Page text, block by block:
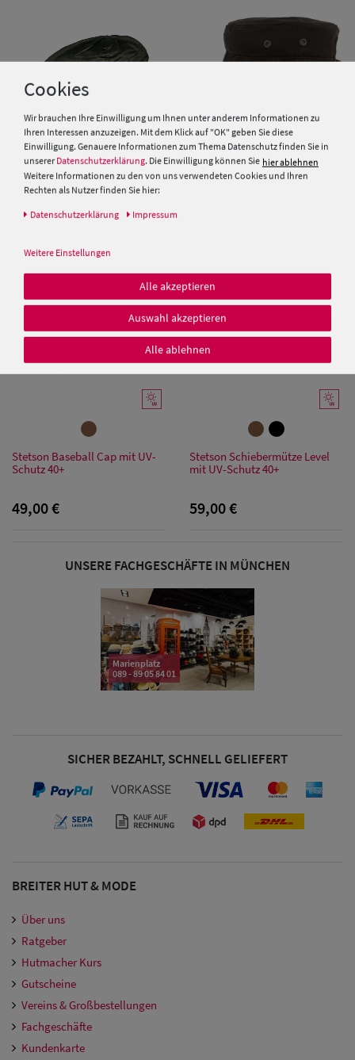
Damen Caps
Damen
Damen UV-
Bandana Caps
Sonnenschilder
Snapback Caps
Damen Caps
Großgrößen
Balke Sportmütze Lakota im
used look
Stetson Cuba Cap mit UV-
Stetson Baseball Cap mit UV-
Schutz 40+
49,00 €
Stetson Schiebermütze Level
mit UV-Schutz 40+
59,00 €
UNSERE FACHGESCHÄFTE IN MÜNCHEN
Marienplatz
089 - 89 05 84 01
SICHER BEZAHLT, SCHNELL GELIEFERT
BREITER HUT & MODE
Über uns
Ratgeber
Hutmacher Kurs
Gutscheine
Vereins & Großbestellungen
Fachgeschäfte
Kundenkarte
Cookies
Wir brauchen Ihre Einwilligung um Ihnen unter anderem Informationen zu
Ihren Interessen anzuzeigen. Mit dem Klick auf "OK" geben Sie diese
Einwilligung. Genauere Informationen zum Thema Datenschutz finden Sie in
unsererDatenschutzerklärung. Die Einwilligung können Sie hier ablehnen
Weitere Informationen zu den von uns verwendeten Cookies und Ihren
Rechten als Nutzer finden Sie hier:
Daten­schutz­erklärung Impressum
Weitere Einstellungen
Alle akzeptieren
Auswahl akzeptieren
Alle ablehnen